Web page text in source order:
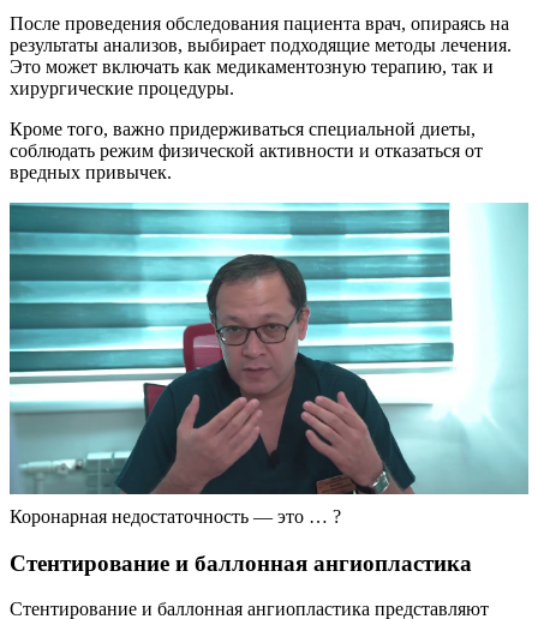
После проведения обследования пациента врач, опираясь на
результаты анализов, выбирает подходящие методы лечения.
Это может включать как медикаментозную терапию, так и
хирургические процедуры.
Кроме того, важно придерживаться специальной диеты,
соблюдать режим физической активности и отказаться от
вредных привычек.
Коронарная недостаточность — это … ?
Стентирование и баллонная ангиопластика
Стентирование и баллонная ангиопластика представляют